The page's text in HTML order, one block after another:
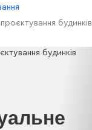
проєктування будинків